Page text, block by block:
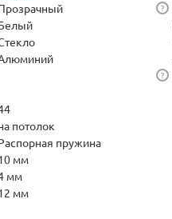
?
?
потолок
пружина
мм
мм
мм